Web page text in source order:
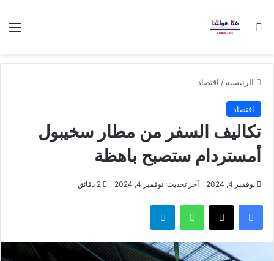
بحث عن
الرئيسية / اقتصاد
اقتصاد
تكاليف السفر من مطار سخيبول
أمستردام ستصبح باهظة
نوفمبر 4, 2024 آخر تحديث: نوفمبر 4, 2024
فيسبوك ‫X واتساب تيلقرام